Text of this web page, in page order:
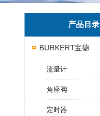
产品目录
BURKERT宝德
流量计
角座阀
定时器